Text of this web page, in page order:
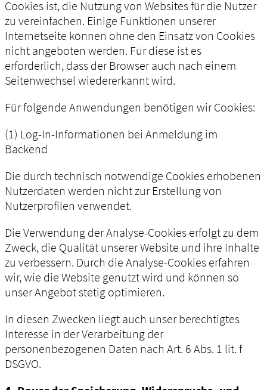
Cookies ist, die Nutzung von Websites für die Nutzer
zu vereinfachen. Einige Funktionen unserer
Internetseite können ohne den Einsatz von Cookies
nicht angeboten werden. Für diese ist es
erforderlich, dass der Browser auch nach einem
Seitenwechsel wiedererkannt wird.
Für folgende Anwendungen benötigen wir Cookies:
(1) Log-In-Informationen bei Anmeldung im
Backend
Die durch technisch notwendige Cookies erhobenen
Nutzerdaten werden nicht zur Erstellung von
Nutzerprofilen verwendet.
Die Verwendung der Analyse-Cookies erfolgt zu dem
Zweck, die Qualität unserer Website und ihre Inhalte
zu verbessern. Durch die Analyse-Cookies erfahren
wir, wie die Website genutzt wird und können so
unser Angebot stetig optimieren.
In diesen Zwecken liegt auch unser berechtigtes
Interesse in der Verarbeitung der
personenbezogenen Daten nach Art. 6 Abs. 1 lit. f
DSGVO.